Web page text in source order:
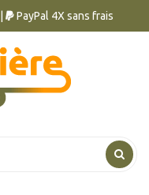
PayPal 4X sans frais